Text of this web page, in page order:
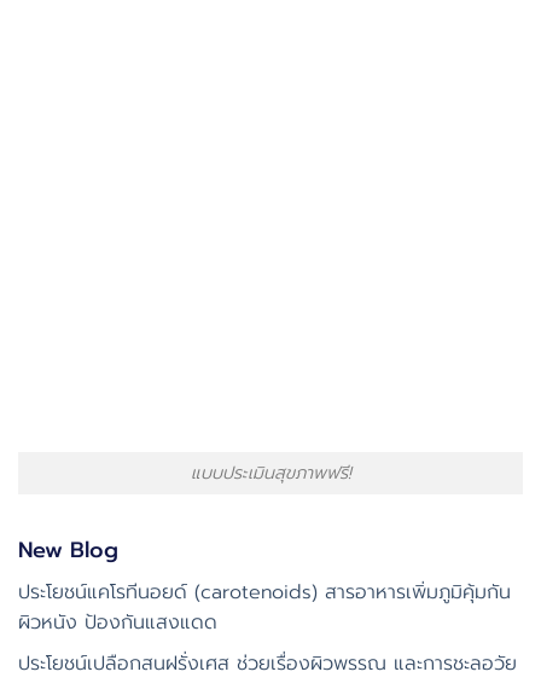
แบบประเมินสุขภาพฟรี!
New Blog
ประโยชน์แคโรทีนอยด์ (carotenoids) สารอาหารเพิ่มภูมิคุ้มกัน
ผิวหนัง ป้องกันแสงแดด
ประโยชน์เปลือกสนฝรั่งเศส ช่วยเรื่องผิวพรรณ และการชะลอวัย